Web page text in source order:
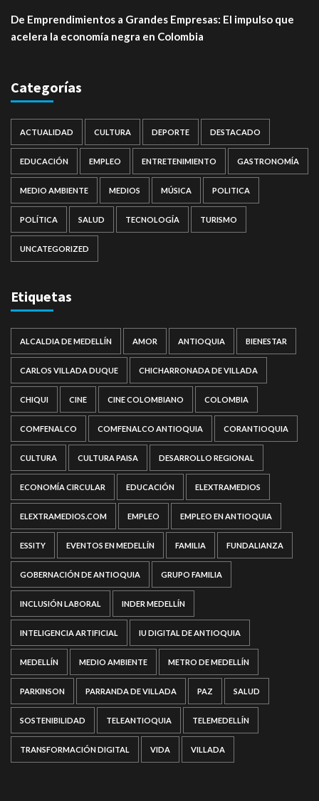
De Emprendimientos a Grandes Empresas: El impulso que
acelera la economía negra en Colombia
Categorías
ACTUALIDAD CULTURA DEPORTE DESTACADO
EDUCACIÓN EMPLEO ENTRETENIMIENTO GASTRONOMÍA
MEDIO AMBIENTE MEDIOS MÚSICA POLITICA
POLÍTICA SALUD TECNOLOGÍA TURISMO
UNCATEGORIZED
Etiquetas
ALCALDIA DE MEDELLÍN AMOR ANTIOQUIA BIENESTAR
CARLOS VILLADA DUQUE CHICHARRONADA DE VILLADA
CHIQUI CINE CINE COLOMBIANO COLOMBIA
COMFENALCO COMFENALCO ANTIOQUIA CORANTIOQUIA
CULTURA CULTURA PAISA DESARROLLO REGIONAL
ECONOMÍA CIRCULAR EDUCACIÓN ELEXTRAMEDIOS
ELEXTRAMEDIOS.COM EMPLEO EMPLEO EN ANTIOQUIA
ESSITY EVENTOS EN MEDELLÍN FAMILIA FUNDALIANZA
GOBERNACIÓN DE ANTIOQUIA GRUPO FAMILIA
INCLUSIÓN LABORAL INDER MEDELLÍN
INTELIGENCIA ARTIFICIAL IU DIGITAL DE ANTIOQUIA
MEDELLÍN MEDIO AMBIENTE METRO DE MEDELLÍN
PARKINSON PARRANDA DE VILLADA PAZ SALUD
SOSTENIBILIDAD TELEANTIOQUIA TELEMEDELLÍN
TRANSFORMACIÓN DIGITAL VIDA VILLADA